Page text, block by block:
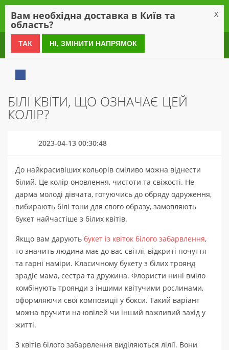
0 800 21 54 55
БІЛІ КВІТИ, ЩО ОЗНАЧАЄ ЦЕЙ
КОЛІР?
2023-04-13 00:30:48
До найкрасивіших кольорів сміливо можна віднести
білий. Це колір оновлення, чистоти та свіжості. Не
дарма молоді дівчата, готуючись до обряду одруження,
вибирають білі тони для свого образу, замовляють
букет найчастіше з білих квітів.
Якщо вам дарують букет із квіток білого забарвлення,
то значить людина має до вас світлі, відкриті почуття
та гарні наміри. Класичному букету з білих троянд
зрадіє мама, сестра та дружина. Флористи нині вміло
комбінують троянди з іншими квітучими рослинами,
оформляючи свої композиції у бокси. Такий варіант
можна вручити на ювілей чи інший важливий захід у
житті.
З квітів білого забарвлення виділяються лілії. Вони
Вам необхідна доставка в Київ та
область?
X
ТАК НІ, ЗМІНИТИ НАПРЯМОК